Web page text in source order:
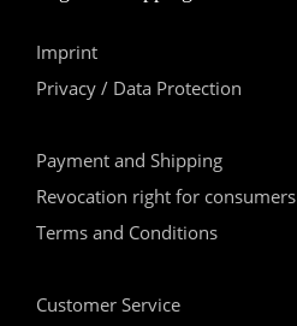
Imprint
Privacy / Data Protection
Payment and Shipping
Revocation right for consumers
Terms and Conditions
Customer Service